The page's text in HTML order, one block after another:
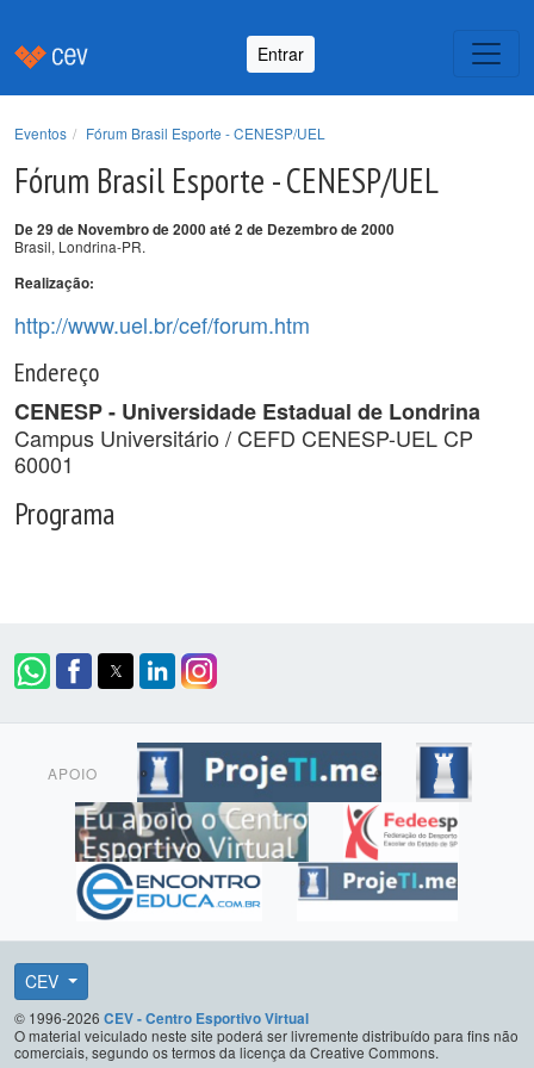
Entrar
Eventos Fórum Brasil Esporte - CENESP/UEL
Fórum Brasil Esporte - CENESP/UEL
De 29 de Novembro de 2000 até 2 de Dezembro de 2000
Brasil, Londrina-PR.
Realização:
http://www.uel.br/cef/forum.htm
Endereço
CENESP - Universidade Estadual de Londrina
Campus Universitário / CEFD CENESP-UEL CP
60001
Programa
APOIO
CEV
© 1996-2026 CEV - Centro Esportivo Virtual
O material veiculado neste site poderá ser livremente distribuído para fins não
comerciais, segundo os termos da licença da Creative Commons.